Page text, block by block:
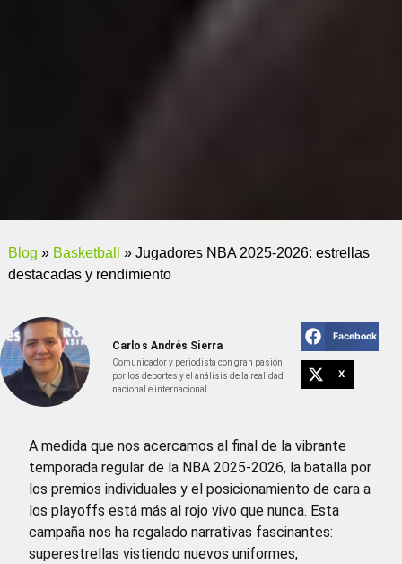
Blog » Basketball » Jugadores NBA 2025-2026: estrellas
destacadas y rendimiento
Carlos Andrés Sierra
Comunicador y periodista con gran pasión
por los deportes y el análisis de la realidad
nacional e internacional.
Facebook
X
A medida que nos acercamos al final de la vibrante
temporada regular de la NBA 2025-2026, la batalla por
los premios individuales y el posicionamiento de cara a
los playoffs está más al rojo vivo que nunca. Esta
campaña nos ha regalado narrativas fascinantes:
superestrellas vistiendo nuevos uniformes,